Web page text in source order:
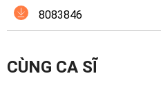
8083846
CÙNG CA SĨ